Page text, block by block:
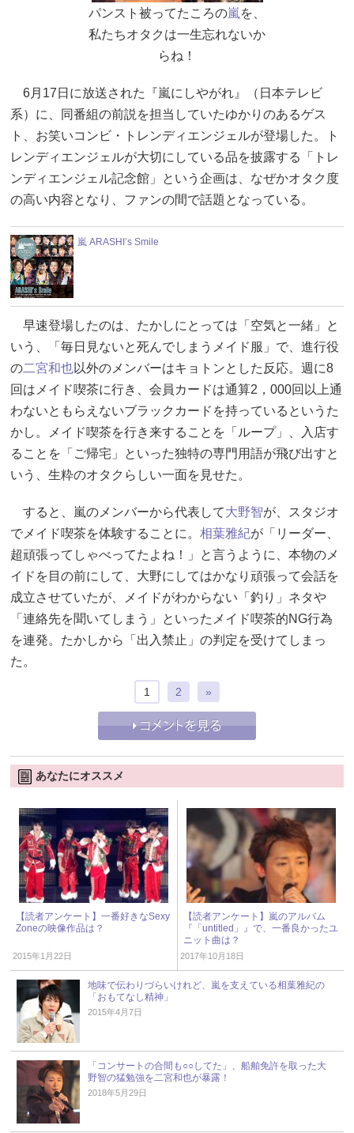
パンスト被ってたころの嵐 を、
私たちオタクは一生忘れないか
らね！
6月17日に放送された『嵐にしやがれ』（日本テレビ
系）に、同番組の前説を担当していたゆかりのあるゲス
ト、お笑いコンビ・トレンディエンジェルが登場した。ト
レンディエンジェルが大切にしている品を披露する「トレ
ンディエンジェル記念館」という企画は、なぜかオタク度
の高い内容となり、ファンの間で話題となっている。
嵐 ARASHI’s Smile
早速登場したのは、たかしにとっては「空気と一緒」と
いう、「毎日見ないと死んでしまうメイド服」で、進行役
の二宮和也以外のメンバーはキョトンとした反応。週に8
回はメイド喫茶に行き、会員カードは通算2，000回以上通
わないともらえないブラックカードを持っているというた
かし。メイド喫茶を行き来することを「ループ」、入店す
ることを「ご帰宅」といった独特の専門用語が飛び出すと
いう、生粋のオタクらしい一面を見せた。
すると、嵐のメンバーから代表して大野智が、スタジオ
でメイド喫茶を体験することに。 相葉雅紀が「リーダー、
超頑張ってしゃべってたよね！」と言うように、本物のメ
イドを目の前にして、大野にしてはかなり頑張って会話を
成立させていたが、メイドがわからない「釣り」ネタや
「連絡先を聞いてしまう」といったメイド喫茶的NG行為
を連発。たかしから「出入禁止」の判定を受けてしまっ
た。
1 2 »
あなたにオススメ
【読者アンケート】一番好きなSexy
Zoneの映像作品は？
2015年1月22日
【読者アンケート】嵐のアルバム
『「untitled」』で、一番良かったユ
ニット曲は？
2017年10月18日
地味で伝わりづらいけれど、嵐を支えている相葉雅紀の
「おもてなし精神」
2015年4月7日
「コンサートの合間も○○してた」、船舶免許を取った大
野智の猛勉強を二宮和也が暴露！
2018年5月29日